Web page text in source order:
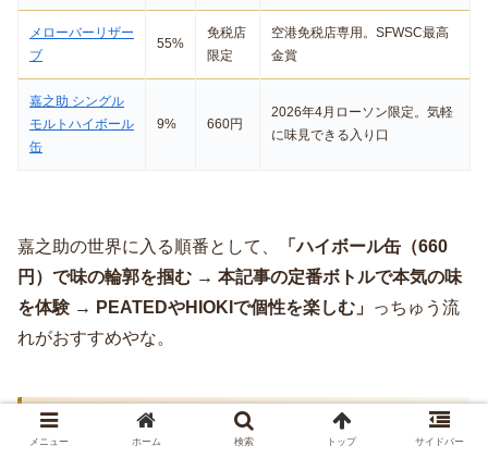
メローバーリザー
ブ
55%
免税店
限定
空港免税店専用。SFWSC最高
金賞
嘉之助 シングル
モルトハイボール
缶
9% 660円
2026年4月ローソン限定。気軽
に味見できる入り口
嘉之助の世界に入る順番として、
「ハイボール缶（660
円）で味の輪郭を掴む → 本記事の定番ボトルで本気の味
を体験 → PEATEDやHIOKIで個性を楽しむ」 っちゅう流
れがおすすめやな。
価格と購入リンク
メニュー ホーム 検索 トップ サイドバー